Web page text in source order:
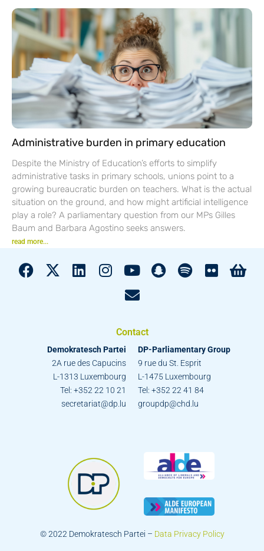
Administrative burden in primary education
Despite the Ministry of Education’s efforts to simplify
administrative tasks in primary schools, unions point to a
growing bureaucratic burden on teachers. What is the actual
situation on the ground, and how might artificial intelligence
play a role? A parliamentary question from our MPs Gilles
Baum and Barbara Agostino seeks answers.
read more...
Contact
Demokratesch Partei
2A rue des Capucins
L-1313 Luxembourg
Tel: +352 22 10 21
secretariat@dp.lu
DP-Parliamentary Group
9 rue du St. Esprit
L-1475 Luxembourg
Tel: +352 22 41 84
groupdp@chd.lu
© 2022 Demokratesch Partei – Data Privacy Policy